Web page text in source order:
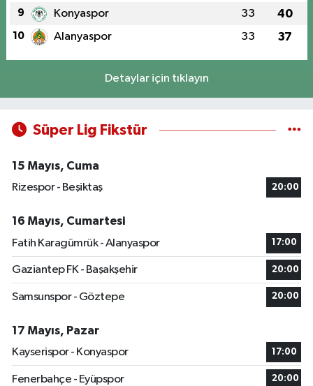
9 Konyaspor 33 40
10 Alanyaspor 33 37
Detaylar için tıklayın
Süper Lig Fikstür
15 Mayıs, Cuma
Rizespor - Beşiktaş
20:00
16 Mayıs, Cumartesi
Fatih Karagümrük - Alanyaspor
17:00
Gaziantep FK - Başakşehir 20:00
Samsunspor - Göztepe 20:00
17 Mayıs, Pazar
Kayserispor - Konyaspor
17:00
Fenerbahçe - Eyüpspor 20:00